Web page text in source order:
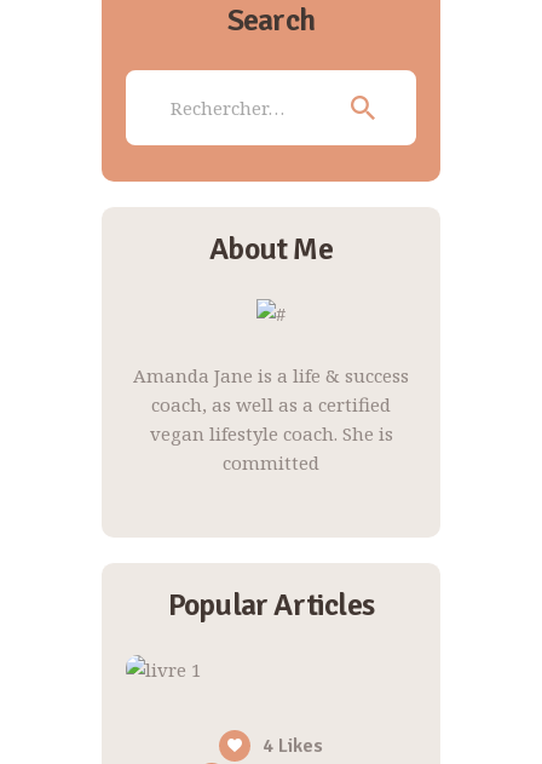
Search
Rechercher :
About Me
Amanda Jane is a life & success
coach, as well as a certified
vegan lifestyle coach. She is
committed
Popular Articles
4 Likes